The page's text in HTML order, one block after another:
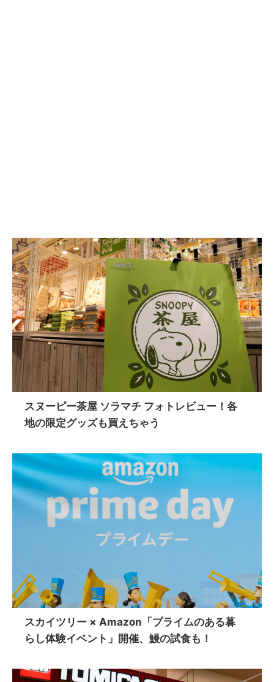
スヌーピー茶屋 ソラマチ フォトレビュー！各
地の限定グッズも買えちゃう
スカイツリー × Amazon「プライムのある暮
らし体験イベント」開催、鰻の試食も！